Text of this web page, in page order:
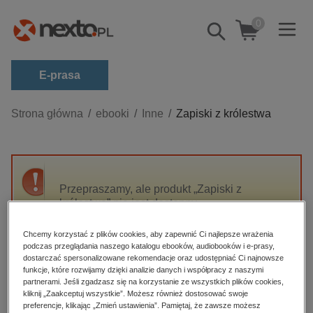
Pokaż/schowaj
wyszukiwarkę
0
E-prasa
Kategorie
biznesowe, branżowe, gospodarka
dzienniki
edukacja
hobby, sport, rozrywka
komputery, internet, technologie, informatyka
Strona główna ebooki Inne Zapiski z królestwa
Przepraszamy, ale produkt „Zapiski z
królestwa” nie jest dostępny.
High-contrast mode
Polecane
Chcemy korzystać z plików cookies, aby zapewnić Ci najlepsze wrażenia
podczas przeglądania naszego katalogu ebooków, audiobooków i e-prasy,
dostarczać spersonalizowane rekomendacje oraz udostępniać Ci najnowsze
funkcje, które rozwijamy dzięki analizie danych i współpracy z naszymi
partnerami. Jeśli zgadzasz się na korzystanie ze wszystkich plików cookies,
kliknij „Zaakceptuj wszystkie”. Możesz również dostosować swoje
preferencje, klikając „Zmień ustawienia”. Pamiętaj, że zawsze możesz